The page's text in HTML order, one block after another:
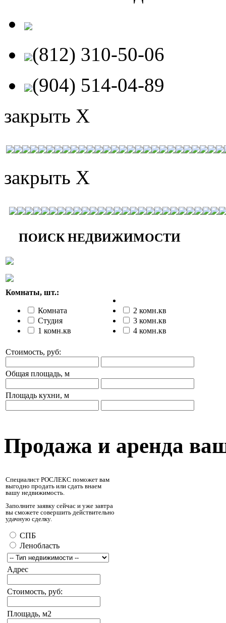
(812) 310-50-06
(904) 514-04-89
закрыть X
закрыть X
ПОИСК НЕДВИЖИМОСТИ
Комнаты, шт.:
Комната
Студия
1 комн.кв
2 комн.кв
3 комн.кв
4 комн.кв
Стоимость, руб:
Общая площадь, м
Площадь кухни, м
Продажа и аренда
Специалист РОСЛЕКС поможет вам
выгодно продать или сдать внаем
вашу недвижимость.
Заполните заявку сейчас и уже завтра
вы сможете совершить действительно
удачную сделку.
СПБ
Ленобласть
Адрес
Стоимость, руб:
Площадь, м2